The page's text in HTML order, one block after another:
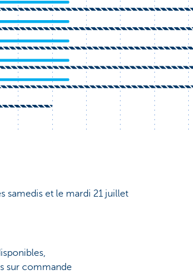
samedis et le mardi 21 juillet
sur commande